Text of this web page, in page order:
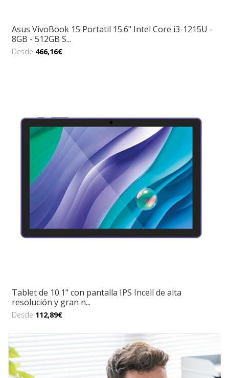
Asus VivoBook 15 Portatil 15.6" Intel Core i3-1215U -
8GB - 512GB S...
Desde 466,16€
Tablet de 10.1" con pantalla IPS Incell de alta
resolución y gran n...
Desde 112,89€